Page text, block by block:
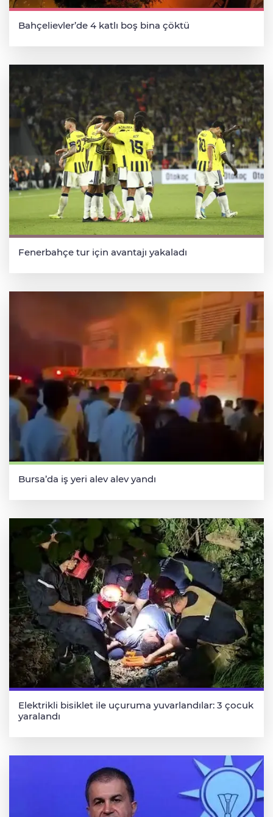
Bahçelievler’de 4 katlı boş bina çöktü
Fenerbahçe tur için avantajı yakaladı
Bursa’da iş yeri alev alev yandı
Elektrikli bisiklet ile uçuruma yuvarlandılar: 3 çocuk
yaralandı